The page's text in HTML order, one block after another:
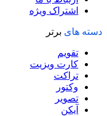
اشتراک ویژه
دسته های برتر
تقویم
کارت ویزیت
تراکت
وکتور
تصویر
آیکن